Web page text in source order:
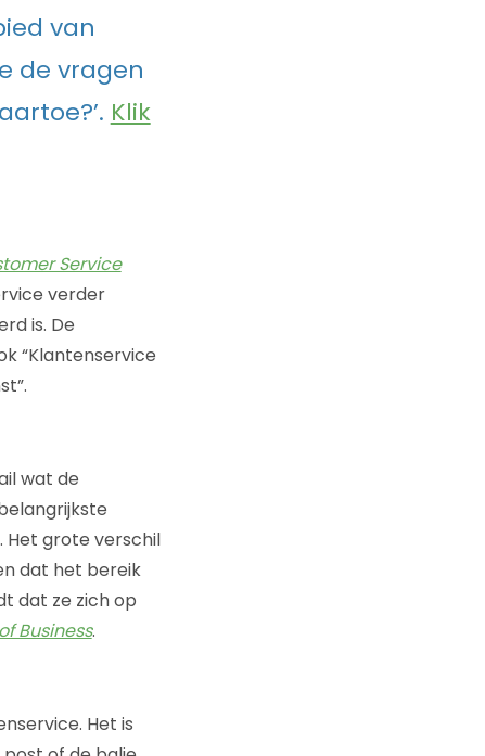
van
de vragen
Klik
Service
verder
is. De
“Klantenservice
wat de
Het grote verschil
dat het bereik
dat ze zich op
Business.
Het is